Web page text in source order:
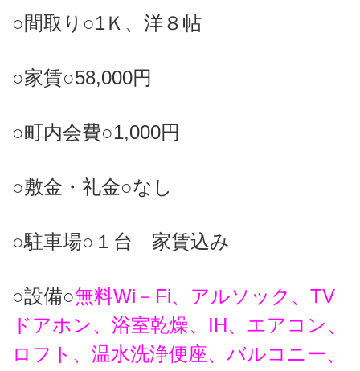
○間取り○1Ｋ、洋８帖
○家賃○58,000円
○町内会費○1,000円
○敷金・礼金○なし
○駐車場○１台 家賃込み
○設備○無料Wi－Fi、アルソック、TV
ドアホン、浴室乾燥、IH、エアコン、
ロフト、温水洗浄便座、バルコニー、